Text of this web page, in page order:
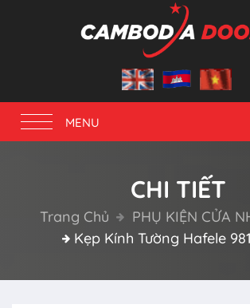
Toggle
navigation
MENU
CHI TIẾT
Trang Chủ
PHỤ KIỆN CỬA
Kẹp Kính Tường Hafele